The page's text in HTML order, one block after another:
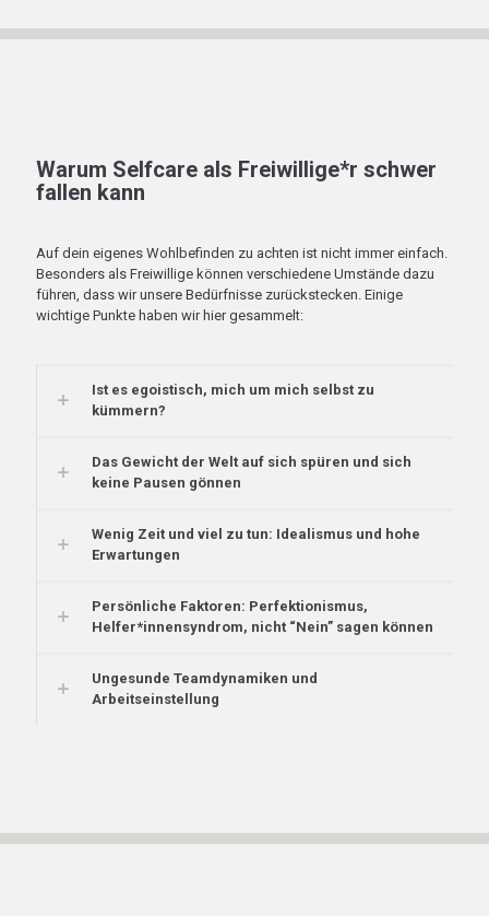
Warum Selfcare als Freiwillige*r schwer
fallen kann
Auf dein eigenes Wohlbefinden zu achten ist nicht immer einfach.
Besonders als Freiwillige können verschiedene Umstände dazu
führen, dass wir unsere Bedürfnisse zurückstecken. Einige
wichtige Punkte haben wir hier gesammelt:
Ist es egoistisch, mich um mich selbst zu
kümmern?
Das Gewicht der Welt auf sich spüren und sich
keine Pausen gönnen
Wenig Zeit und viel zu tun: Idealismus und hohe
Erwartungen
Persönliche Faktoren: Perfektionismus,
Helfer*innensyndrom, nicht “Nein” sagen können
Ungesunde Teamdynamiken und
Arbeitseinstellung